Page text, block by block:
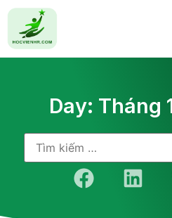
Day: Tháng